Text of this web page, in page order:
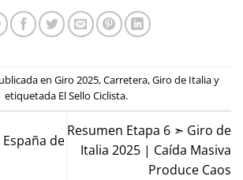
en Giro 2025,Carretera,Giro de Italiay
etiquetada El Sello Ciclista.
de
Resumen Etapa 6 ➣ Giro de
Italia 2025 | Caída Masiva
Produce Caos